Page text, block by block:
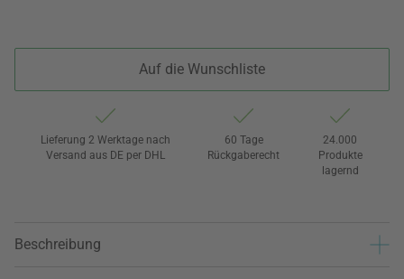
Auf die Wunschliste
Lieferung 2 Werktage nach
Versand aus DE per DHL
60 Tage
Rückgaberecht
24.000
Produkte
lagernd
Beschreibung